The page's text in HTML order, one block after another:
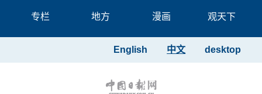
专栏 地方 漫画 观天下
desktop
中文
English